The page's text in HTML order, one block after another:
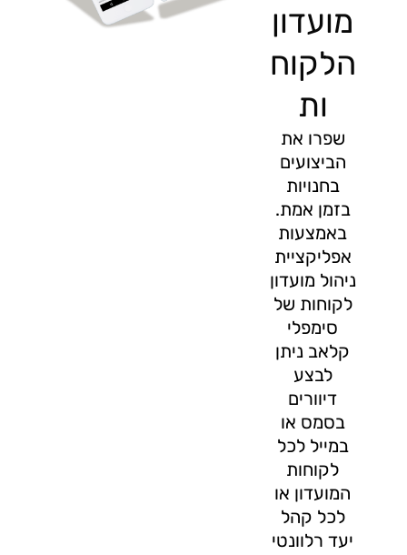
מועדון
הלקוח
ות
שפרו את
הביצועים
בחנויות
בזמן אמת.
באמצעות
אפליקציית
ניהול מועדון
לקוחות של
סימפלי
קלאב ניתן
לבצע
דיוורים
בסמס או
במייל לכל
לקוחות
המועדון או
לכל קהל
יעד רלוונטי